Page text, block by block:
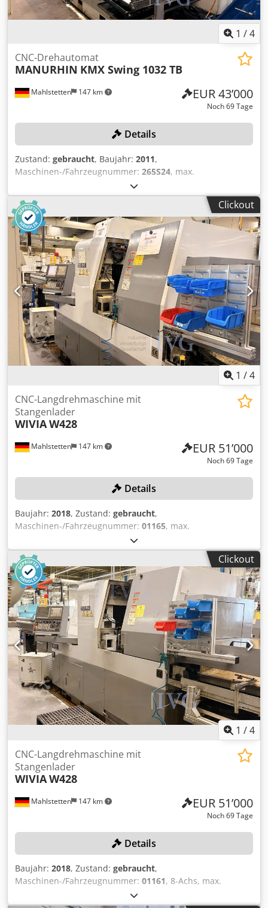
1 /4
Mahlstetten 147 km
CNC-Drehautomat
MANURHIN KMX Swing 1032 TB
EUR 43’000
Noch 69 Tage
Details
Zustand: gebraucht, Baujahr: 2011,
Maschinen-/Fahrzeugnummer: 265S24, max.
Stangendurchmesser: 32 mm, max. Bearbeitungslänge:
250 mm, mit Steuerung FANUC Series 160i-TB, Förderband,
Späneförderer, linksseitiger Stangenlader FMB Turbo 3-36,
Seriennummer: 50-2614661/867593, Baujahr: 2010, Filter-
und Kühleinheit, Hochdruckanlage COMBILOOP, ohne
Werkzeuge Chodjzqy Uajpfx Alyja
Clickout
1 /4
Mahlstetten 147 km
CNC-Langdrehmaschine mit
Stangenlader
WIVIAW428
EUR 51’000
Noch 69 Tage
Details
Baujahr: 2018, Zustand: gebraucht,
Maschinen-/Fahrzeugnummer: 01165, max.
Bearbeitungsdurchmesser: 42 mm, max. Drehlänge: 300
mm, Steuerung FANUC Series 32I-Model B, Filtereinheit, 1
linksseitiger Stangenlader BARLOAD Vito, Baujahr: 2018,
Serien-Nr.: 22181649, Gewicht: 980 kg, rechtsseitiges
Förderband, Späneförderer, Ölkühlgerät HABOR,
Löschanlage, ohne Werkzeuge Codjzqy S Sjpfx Alyjha
Clickout
1 /4
Mahlstetten 147 km
CNC-Langdrehmaschine mit
Stangenlader
WIVIAW428
EUR 51’000
Noch 69 Tage
Details
Baujahr: 2018, Zustand: gebraucht,
Maschinen-/Fahrzeugnummer: 01161, 8-Achs, max.
Bearbeitungsdurchmesser: 42 mm, max. Drehlänge: 300